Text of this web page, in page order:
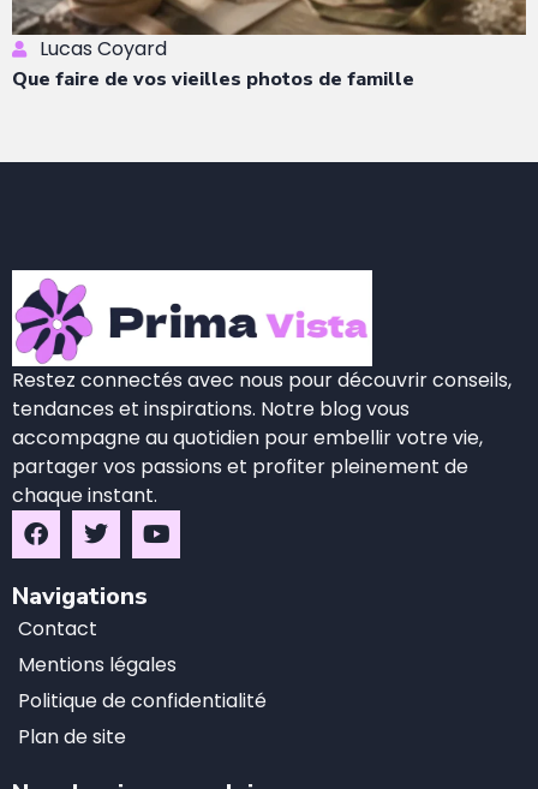
Lucas Coyard
Que faire de vos vieilles photos de famille
Restez connectés avec nous pour découvrir conseils,
tendances et inspirations. Notre blog vous
accompagne au quotidien pour embellir votre vie,
partager vos passions et profiter pleinement de
chaque instant.
Navigations
Contact
Mentions légales
Politique de confidentialité
Plan de site